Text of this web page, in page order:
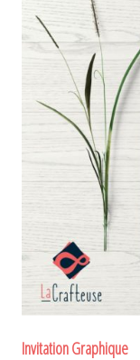
Invitation Graphique